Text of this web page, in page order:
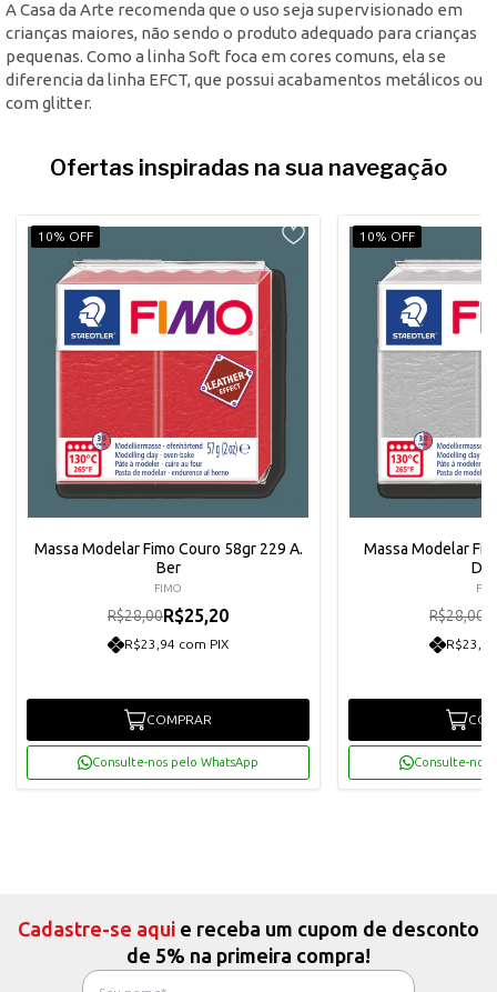
A Casa da Arte recomenda que o uso seja supervisionado em
crianças maiores, não sendo o produto adequado para crianças
pequenas. Como a linha Soft foca em cores comuns, ela se
diferencia da linha EFCT, que possui acabamentos metálicos ou
com glitter.
Ofertas inspiradas na sua navegação
10% OFF
Massa Modelar Fimo Couro 58gr 229 A.
Ber
FIMO
R$28,00R$25,20
R$23,94 com PIX
COMPRAR
Consulte-nos pelo WhatsApp
10% OFF
Massa Modelar
R$28,00
Consulte-nos
Cadastre-se aqui e receba um cupom de desconto
de 5% na primeira compra!